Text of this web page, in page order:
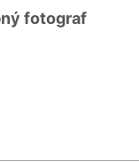
fotograf